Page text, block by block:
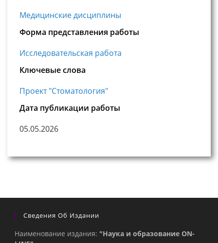
Медицинские дисциплины
Форма представления работы
Исследовательская работа
Ключевые слова
Проект "Стоматология"
Дата публикации работы
05.05.2026
Сведения Об Издании
Наименование издания: "Наука и образование ON-